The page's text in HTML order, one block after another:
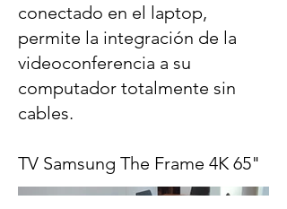
conectado en el laptop,
permite la integración de la
videoconferencia a su
computador totalmente sin
cables.
TV Samsung The Frame 4K 65"